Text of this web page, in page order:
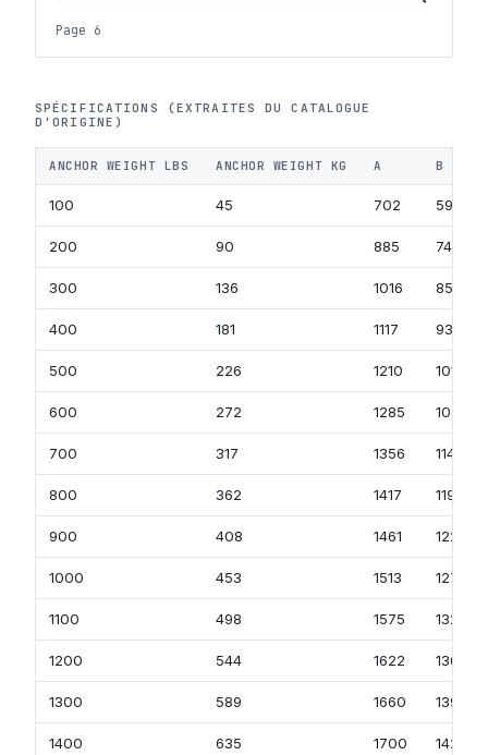
Page 6
SPÉCIFICATIONS (EXTRAITES DU CATALOGUE
D'ORIGINE)
ANCHOR WEIGHT LBS ANCHOR WEIGHT KG A B
100 45 702 590
200 90 885 744
300 136 1016 854
400 181 1117 939
500 226 1210 1018
600 272 1285 1081
700 317 1356 1141
800 362 1417 1192
900 408 1461 1227
1000 453 1513 1271
1100 498 1575 1324
1200 544 1622 1364
1300 589 1660 1396
1400 635 1700 1429